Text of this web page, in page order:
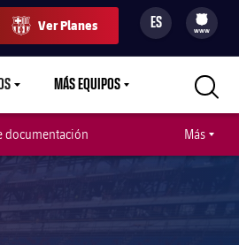
Ver Planes ES
filled-badge
www
LABEL.ARIA.CARETDOWN
MÁS EQUIPOSLABEL.ARIA.CARETDOWN
documentación Más